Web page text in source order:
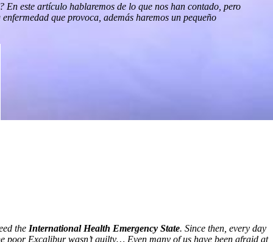
En este artículo hablaremos de lo que nos han contado, pero
que provoca, además haremos un pequeño
the International Health Emergency State. Since then, every day
poor Excalibur wasn’t guilty… Even many of us have been afraid at